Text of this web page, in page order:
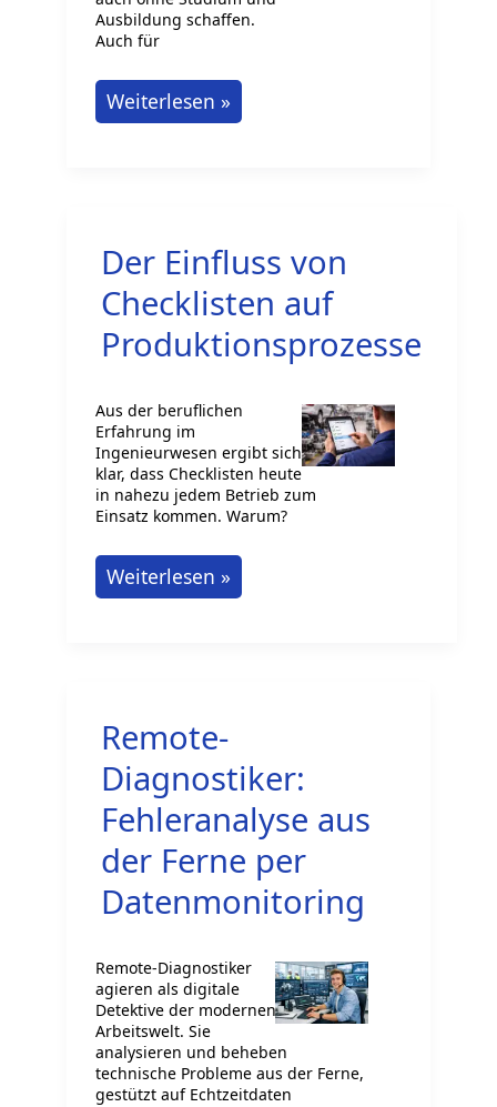
Ausbildung schaffen.
Auch für
Immobilienmakler
werden
Ausbildung
brauchst
und
klappt
das?
Weiterlesen »
Der Einfluss von
Checklisten auf
Produktionsprozesse
Aus der beruflichen
Erfahrung im
Ingenieurwesen ergibt sich
klar, dass Checklisten heute
in nahezu jedem Betrieb zum
Einsatz kommen. Warum?
Der
Einfluss
Produktionsprozesse
Weiterlesen »
Remote-
Diagnostiker:
Fehleranalyse aus
der Ferne per
Datenmonitoring
Remote-Diagnostiker
agieren als digitale
Detektive der modernen
Arbeitswelt. Sie
analysieren und beheben
technische Probleme aus der Ferne,
gestützt auf Echtzeitdaten